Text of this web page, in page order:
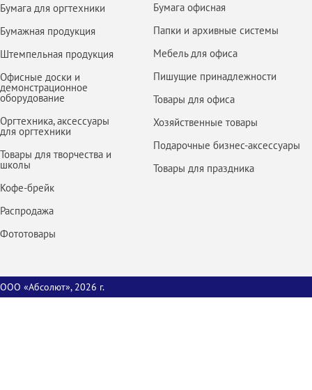
Бумага для оргтехники
Бумажная продукция
Штемпельная продукция
Офисные доски и
демонстрационное
оборудование
Оргтехника, аксессуары
для оргтехники
Товары для творчества и
школы
Кофе-брейк
Распродажа
Фототовары
Бумага офисная
Папки и архивные системы
Мебель для офиса
Пишущие принадлежности
Товары для офиса
Хозяйственные товары
Подарочные бизнес-аксессуары
Товары для праздника
ООО «Абсолют», 2026 г.